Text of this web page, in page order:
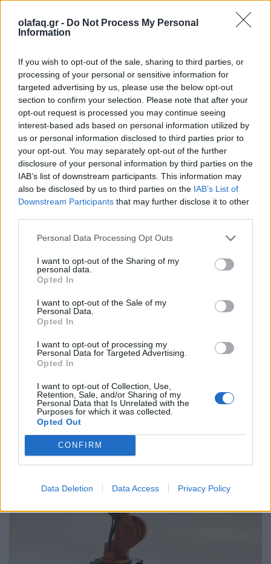
olafaq.gr - Do Not Process My Personal
Information
If you wish to opt-out of the sale, sharing to third parties, or
processing of your personal or sensitive information for
targeted advertising by us, please use the below opt-out
section to confirm your selection. Please note that after your
opt-out request is processed you may continue seeing
interest-based ads based on personal information utilized by
us or personal information disclosed to third parties prior to
your opt-out. You may separately opt-out of the further
disclosure of your personal information by third parties on the
IAB’s list of downstream participants. This information may
also be disclosed by us to third parties on the IAB’s List of
Downstream Participants that may further disclose it to other
Personal Data Processing Opt Outs
I want to opt-out of the Sharing of my
personal data.
Opted In
I want to opt-out of the Sale of my
Personal Data.
Opted In
I want to opt-out of processing my
Personal Data for Targeted Advertising.
Opted In
I want to opt-out of Collection, Use,
Retention, Sale, and/or Sharing of my
Personal Data that Is Unrelated with the
Purposes for which it was collected.
Opted Out
CONFIRM
Data Deletion Data Access Privacy Policy
16.10.25
ξαναζήσουμε το πιο παράλογο ευρωπαϊκό ραντεβού με τον
χρόνο: θα γυρίσουμε τα ρολόγια μας πίσω μία ώρα, για να
"εξοικονομήσουμε ενέργεια".
Ελλάδα
ΓΣΕΕ και ΑΔΕΔΥ ενάντια στο νέο εργασιακό
νομοσχέδιο
01.10.25
υπάλληλοι, ταξιτζήδες και ναυτεργάτες συμμετέχουν στη
σημερινή πανελλαδική κινητοποίηση, που μπλοκάρει
μεταφορές και υπηρεσίες. Στο επίκεντρο των